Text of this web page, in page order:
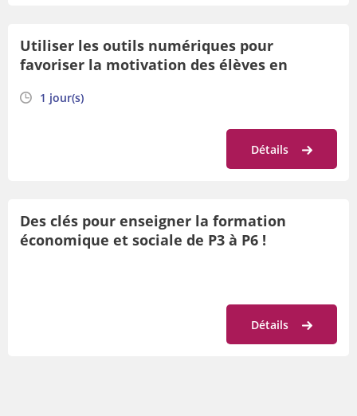
Utiliser les outils numériques pour
favoriser la motivation des élèves en
1 jour(s)
Détails
Des clés pour enseigner la formation
économique et sociale de P3 à P6 !
Détails